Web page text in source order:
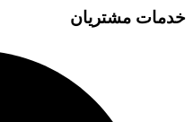
خدمات مشتریان